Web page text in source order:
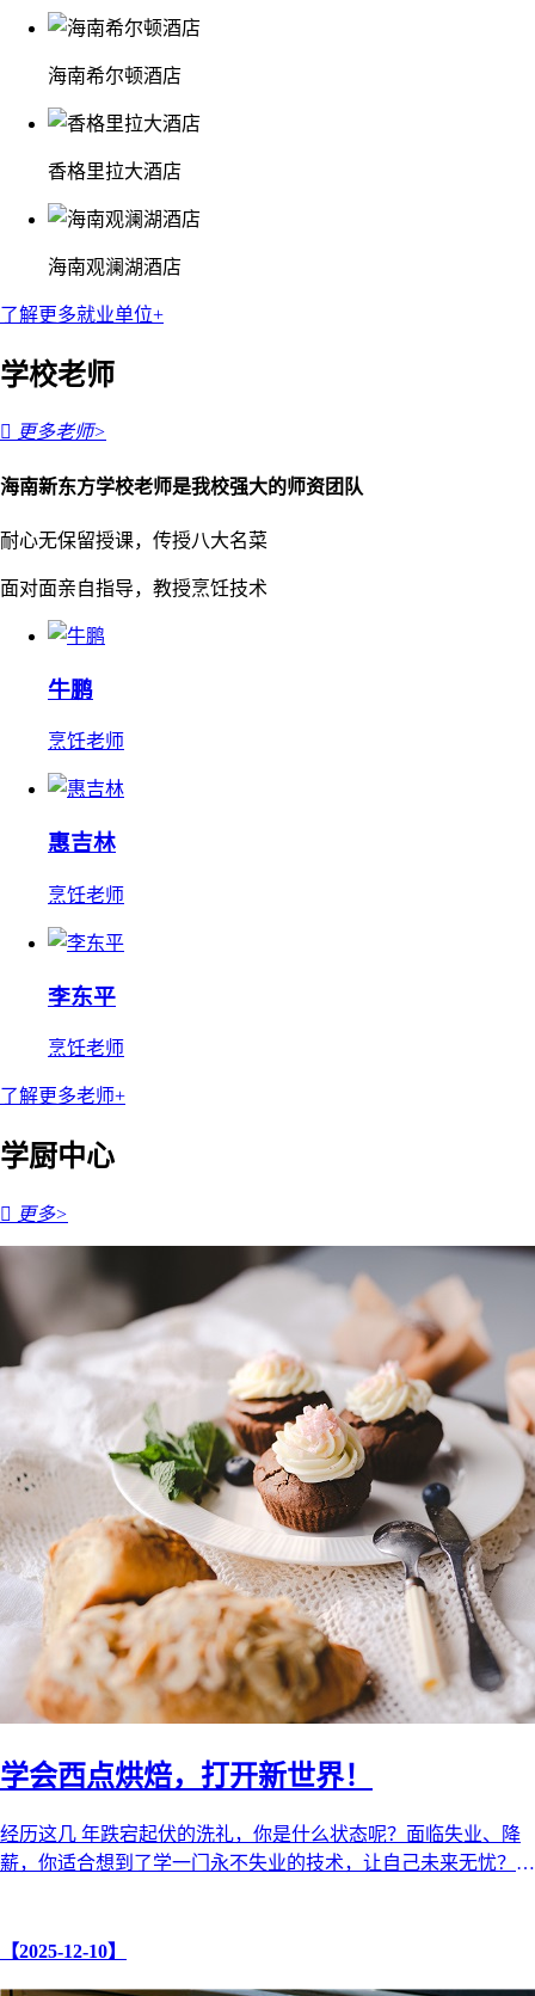
海南希尔顿酒店
香格里拉大酒店
海南观澜湖酒店
了解更多就业单位+
学校老师
 更多老师>
海南新东方学校老师是我校强大的师资团队
耐心无保留授课，传授八大名菜
面对面亲自指导，教授烹饪技术
牛鹏
烹饪老师
惠吉林
烹饪老师
李东平
烹饪老师
了解更多老师+
学厨中心
 更多>
学会西点烘焙，打开新世界！
经历这几 年跌宕起伏的洗礼，你是什么状态呢？面临失业、降
薪，你适合想到了学一门永不失业的技术，让自己未来无忧？
【2025-12-10】